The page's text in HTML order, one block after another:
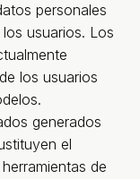
personales
usuarios. Los
los usuarios
generados
el
de